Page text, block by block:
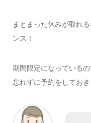
まとまった休みが取れ
ンス！
期間限定になっている
忘れずに予約をしておき